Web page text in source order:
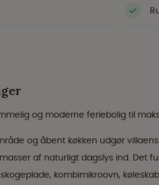
og moderne feriebolig til
og åbent køkken udgør
af naturligt dagslys ind. Det
kombimikroovn,